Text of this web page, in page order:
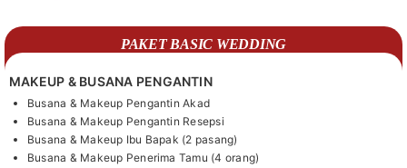
PAKET BASIC WEDDING
MAKEUP & BUSANA PENGANTIN
Busana & Makeup Pengantin Akad
Busana & Makeup Pengantin Resepsi
Busana & Makeup Ibu Bapak (2 pasang)
Busana & Makeup Penerima Tamu (4 orang)